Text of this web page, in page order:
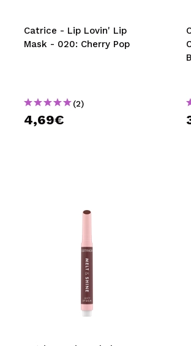
Catrice - Lip Lovin' Lip
Mask - 020: Cherry Pop
(2)
4,69€